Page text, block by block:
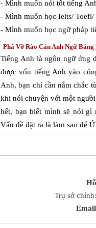
- Mình muốn nói tốt tiếng
- Mình muốn học Ielts/ Toefl/
- Mình muốn học ngữ pháp
Phá Vỡ Rào Cản Anh Ngữ
Tiếng Anh là ngôn ngữ ứng
được vốn tiếng Anh vào
Anh, bạn chỉ cần nắm chắc
khi nói chuyện với một
hết, bạn biết mình sẽ nói gì
Vấn đề đặt ra là làm sao để
Trụ sở